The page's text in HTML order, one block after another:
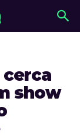
show